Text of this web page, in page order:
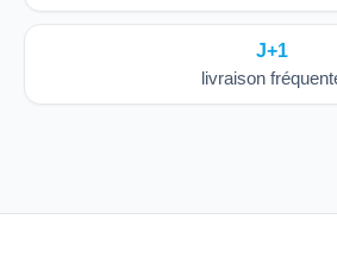
J+1
livraison